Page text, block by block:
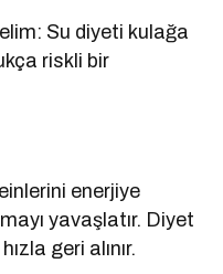
Su diyeti kulağa
riskli bir
enerjiye
yavaşlatır. Diyet
geri alınır.